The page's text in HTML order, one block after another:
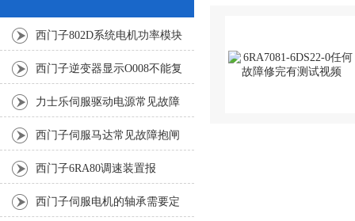
西门子802D系统电机功率模块
显示E R831修复解决
西门子逆变器显示O008不能复
位(修复解决及方法)
力士乐伺服驱动电源常见故障
报F2819修复解决
西门子伺服马达常见故障抱闸
坏及刹车不灵修复解决
西门子6RA80调速装置报
F60104故障维修办法
西门子伺服电机的轴承需要定